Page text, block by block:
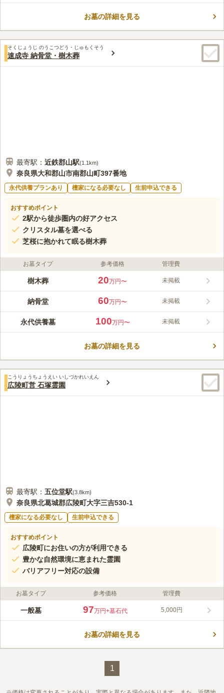
お墓の詳細を見る
そくじょうじ のうこつどう・じゅもくそう
速成寺 納骨堂・樹木葬
最寄駅： 近鉄郡山駅(1.1km)
奈良県大和郡山市南郡山町397番地
永代供養プランあり 檀家になる必要なし 生前申込できる
おすすめポイント
2駅から徒歩圏内の好アクセス
クリスタル墓を選べる
芝桜に抱かれて眠る樹木葬
お墓タイプ 参考価格 管理費
樹木葬 20万円〜 未掲載
納骨堂 60万円〜 未掲載
永代供養墓 100万円〜 未掲載
お墓の詳細を見る
こうりょうちょうえい いしづかれいえん
広陵町営 石塚霊園
最寄駅： 五位堂駅(3.8km)
奈良県北葛城郡広陵町大字三吉530-1
檀家になる必要なし 生前申込できる
おすすめポイント
広陵町にお住いの方が利用できる
豊かな自然環境に恵まれた霊園
バリアフリー対応の設備
お墓タイプ 参考価格 管理費
一般墓 97万円+墓石代 5,000円
お墓の詳細を見る
1